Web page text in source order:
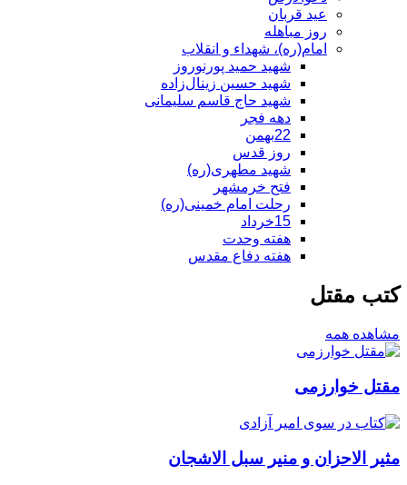
عید قربان
روز مباهله
امام(ره)، شهداء و انقلاب
شهید حمید پورنوروز
شهید حسین زینال‌زاده
شهید حاج قاسم سلیمانی
دهه فجر
22بهمن
روز قدس
شهید مطهری(ره)
فتح خرمشهر
رحلت امام خمینی(ره)
15خرداد
هفته وحدت
هفته دفاع مقدس
کتب مقتل
مشاهده همه
مقتل خوارزمی
مثیر الاحزان و منیر سبل الاشجان